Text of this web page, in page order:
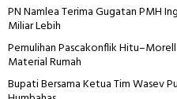
PN Namlea Terima Gugatan PMH
Miliar Lebih
Pemulihan Pascakonflik
Material Rumah
Bupati Bersama Ketua Tim Wasev